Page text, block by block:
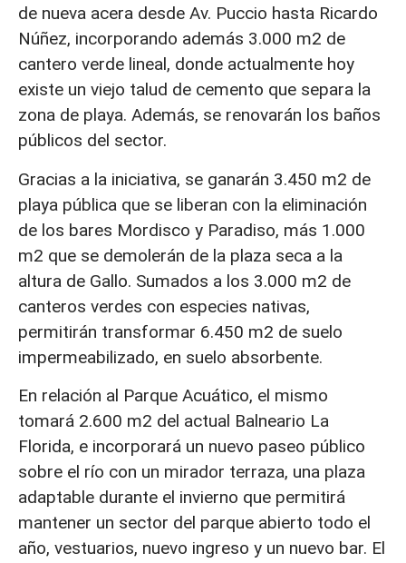
de nueva acera desde Av. Puccio hasta Ricardo
Núñez, incorporando además 3.000 m2 de
cantero verde lineal, donde actualmente hoy
existe un viejo talud de cemento que separa la
zona de playa. Además, se renovarán los baños
públicos del sector.
Gracias a la iniciativa, se ganarán 3.450 m2 de
playa pública que se liberan con la eliminación
de los bares Mordisco y Paradiso, más 1.000
m2 que se demolerán de la plaza seca a la
altura de Gallo. Sumados a los 3.000 m2 de
canteros verdes con especies nativas,
permitirán transformar 6.450 m2 de suelo
impermeabilizado, en suelo absorbente.
En relación al Parque Acuático, el mismo
tomará 2.600 m2 del actual Balneario La
Florida, e incorporará un nuevo paseo público
sobre el río con un mirador terraza, una plaza
adaptable durante el invierno que permitirá
mantener un sector del parque abierto todo el
año, vestuarios, nuevo ingreso y un nuevo bar. El